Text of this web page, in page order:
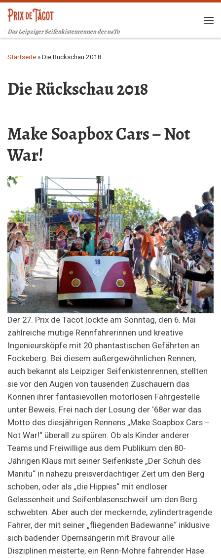
Zum Inhalt springen
Das Leipziger Seifenkistenrennen der naTo
Startseite » Die Rückschau 2018
Die Rückschau 2018
Make Soapbox Cars – Not
War!
Der 27. Prix de Tacot lockte am Sonntag, den 6. Mai
zahlreiche mutige Rennfahrerinnen und kreative
Ingenieursköpfe mit 20 phantastischen Gefährten an
Fockeberg. Bei diesem außergewöhnlichen Rennen,
auch bekannt als Leipziger Seifenkistenrennen, stellten
sie vor den Augen von tausenden Zuschauern das
Können ihrer fantasievollen motorlosen Fahrgestelle
unter Beweis. Frei nach der Losung der ‘68er war das
Motto des diesjährigen Rennens „Make Soapbox Cars –
Not War!“ überall zu spüren. Ob als Kinder anderer
Teams und Freiwillige aus dem Publikum den 80-
Jährigen Klaus mit seiner Seifenkiste „Der Schuh des
Manitu“ in nahezu preisverdächtiger Zeit um den Berg
schoben, oder als „die Hippies“ mit endloser
Gelassenheit und Seifenblasenschweif um den Berg
schwebten. Aber auch der meckernde, zylindertragende
Fahrer, der mit seiner „fliegenden Badewanne“ inklusive
sich badender Opernsängerin mit Bravour alle
Disziplinen meisterte, ein Renn-Möhre fahrender Hase